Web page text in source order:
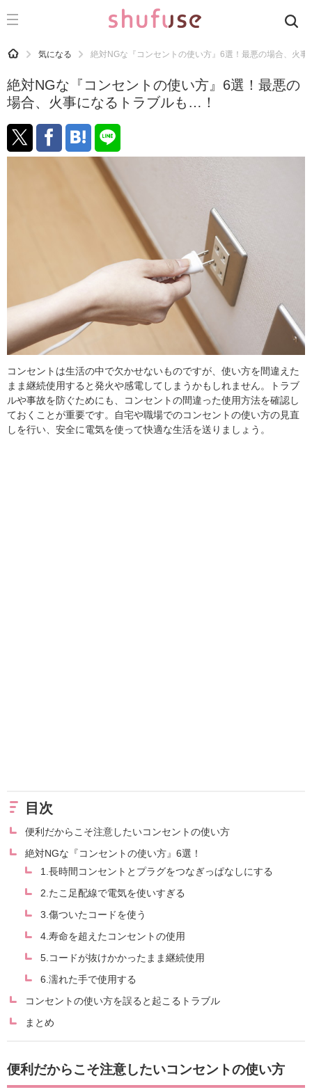
CATEGORY 記事カテゴリ
運気
洗濯
生活の知恵
おすすめ
HOME 気になる 絶対NGな『コンセントの使い方』6選！最悪の場合、火
絶対NGな『コンセントの使い方』6選！最悪の
場合、火事になるトラブルも…！
コンセントは生活の中で欠かせないものですが、使い方を間違えた
まま継続使用すると発火や感電してしまうかもしれません。トラブ
ルや事故を防ぐためにも、コンセントの間違った使用方法を確認し
ておくことが重要です。自宅や職場でのコンセントの使い方の見直
しを行い、安全に電気を使って快適な生活を送りましょう。
目次
便利だからこそ注意したいコンセントの使い方
絶対NGな『コンセントの使い方』6選！
1.長時間コンセントとプラグをつなぎっぱなしにする
2.たこ足配線で電気を使いすぎる
3.傷ついたコードを使う
4.寿命を超えたコンセントの使用
5.コードが抜けかかったまま継続使用
6.濡れた手で使用する
コンセントの使い方を誤ると起こるトラブル
まとめ
便利だからこそ注意したいコンセントの使い方